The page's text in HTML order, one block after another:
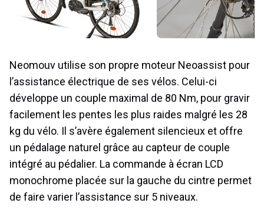
Neomouv utilise son propre moteur Neoassist pour
l’assistance électrique de ses vélos. Celui-ci
développe un couple maximal de 80 Nm, pour gravir
facilement les pentes les plus raides malgré les 28
kg du vélo. Il s’avère également silencieux et offre
un pédalage naturel grâce au capteur de couple
intégré au pédalier. La commande à écran LCD
monochrome placée sur la gauche du cintre permet
de faire varier l’assistance sur 5 niveaux.